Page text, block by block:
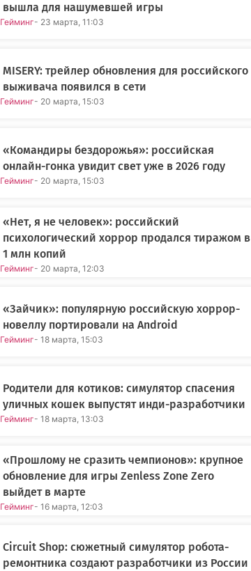
вышла для нашумевшей игры
Гейминг- 23 марта, 11:03
MISERY: трейлер обновления для российского
выживача появился в сети
Гейминг- 20 марта, 15:03
«Командиры бездорожья»: российская
онлайн-гонка увидит свет уже в 2026 году
Гейминг- 20 марта, 15:03
«Нет, я не человек»: российский
психологический хоррор продался тиражом в
1 млн копий
Гейминг- 20 марта, 12:03
«Зайчик»: популярную российскую хоррор-
новеллу портировали на Android
Гейминг- 18 марта, 15:03
Родители для котиков: симулятор спасения
уличных кошек выпустят инди-разработчики
Гейминг- 18 марта, 13:03
«Прошлому не сразить чемпионов»: крупное
обновление для игры Zenless Zone Zero
выйдет в марте
Гейминг- 16 марта, 12:03
Circuit Shop: сюжетный симулятор робота-
ремонтника создают разработчики из России